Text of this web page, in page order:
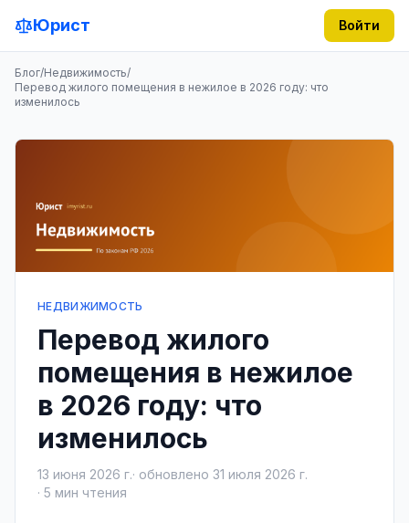
Юрист Войти
Блог/Недвижимость/
Перевод жилого помещения в нежилое в 2026 году: что
изменилось
НЕДВИЖИМОСТЬ
Перевод жилого
помещения в нежилое
в 2026 году: что
изменилось
13 июня 2026 г.· обновлено 31 июля 2026 г.
· 5 мин чтения